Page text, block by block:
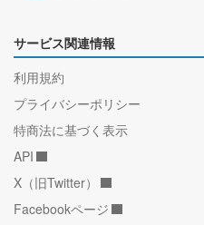
サービス関連情報
利用規約
プライバシーポリシー
特商法に基づく表示
API
X（旧Twitter）
Facebookページ